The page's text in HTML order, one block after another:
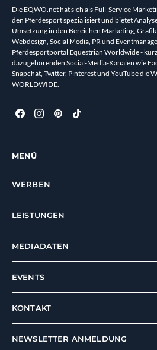
Die EQWO.net hat sich als Full-Service
den Pferdesport spezialisiert und bietet
Umsetzung in den Bereichen Marketing,
Webdesign, Social Media, PR und
Pferdesportportal Equestrian Worldwide -
dazugehörenden Social-Media-Kanälen wie
Snapchat, Twitter, Pinterest und YouTube die
WORLDWIDE.
MENÜ
WERBEN
LEISTUNGEN
MEDIADATEN
EVENTS
KONTAKT
NEWSLETTER ANMELDUNG